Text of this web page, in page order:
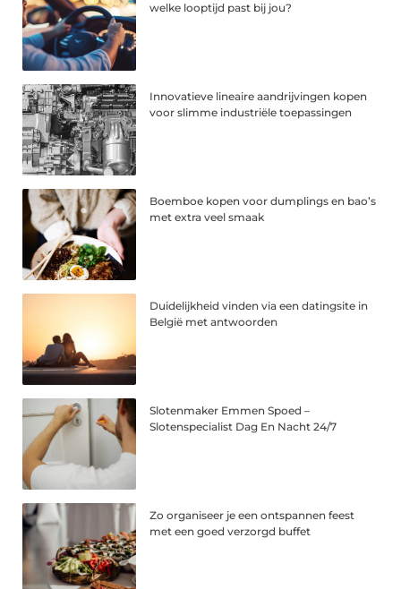
welke looptijd past bij jou?
Innovatieve lineaire aandrijvingen kopen
voor slimme industriële toepassingen
Boemboe kopen voor dumplings en bao’s
met extra veel smaak
Duidelijkheid vinden via een datingsite in
België met antwoorden
Slotenmaker Emmen Spoed –
Slotenspecialist Dag En Nacht 24/7
Zo organiseer je een ontspannen feest
met een goed verzorgd buffet